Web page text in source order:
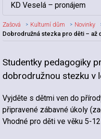
KD Veselá – pronájem
Zašová Kulturní dům
Novinky
Dobrodružná stezka pro děti – až
Nadpis
Studentky pedagogiky
dobrodružnou stezku v
Vyjděte s dětmi ven do
připravené zábavné úkoly
Vhodné pro děti ve věku 5-